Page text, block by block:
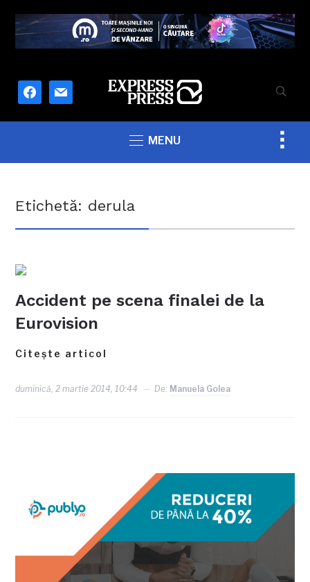
facebook
mail
MENU
Etichetă: derula
Accident pe scena finalei de la
Eurovision
Citește articol
duminică, 2 martie 2014, 10:44 De: Manuela Golea